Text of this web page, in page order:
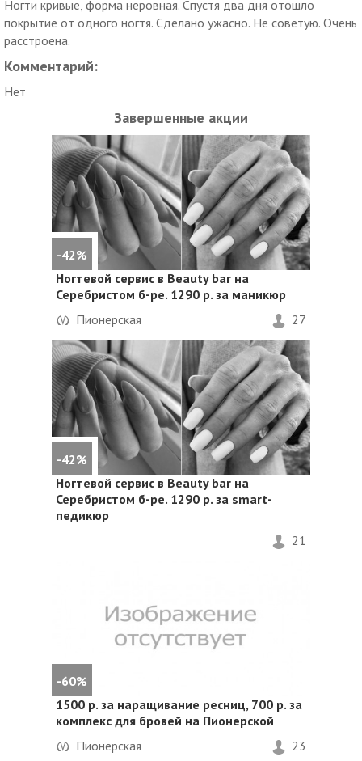
Ногти кривые, форма неровная. Спустя два дня отошло
покрытие от одного ногтя. Сделано ужасно. Не советую. Очень
расстроена.
Комментарий:
Нет
Завершенные акции
-42%
Ногтевой сервис в Beauty bar на
Серебристом б-ре. 1290 р. за маникюр
Пионерская
27
-42%
Ногтевой сервис в Beauty bar на
Серебристом б-ре. 1290 р. за smart-
педикюр
21
-60%
1500 р. за наращивание ресниц, 700 р. за
комплекс для бровей на Пионерской
Пионерская
23